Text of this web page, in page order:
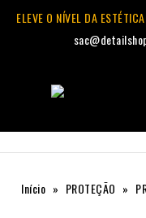
ELEVE O NÍVEL DA
Início » PROTEÇÃO »